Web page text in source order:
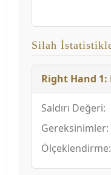
Silah
Right Hand 1:
Saldırı Değeri:
Gereksinimler:
Ölçeklendirme: